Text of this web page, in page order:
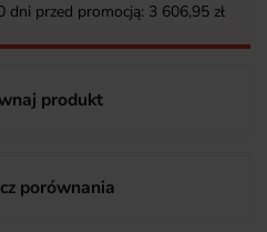
dni przed promocją: 3 606,95 zł
produkt
porównania